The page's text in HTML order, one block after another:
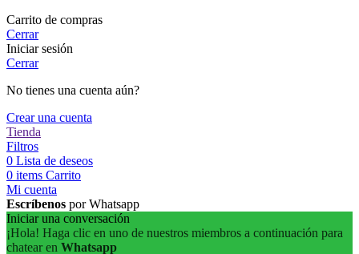
Carrito de compras
Cerrar
Iniciar sesión
Cerrar
No tienes una cuenta aún?
Crear una cuenta
Tienda
Filtros
0 Lista de deseos
0 items Carrito
Mi cuenta
Escríbenos por Whatsapp
Iniciar una conversación
¡Hola! Haga clic en uno de nuestros miembros a continuación para
chatear en Whatsapp